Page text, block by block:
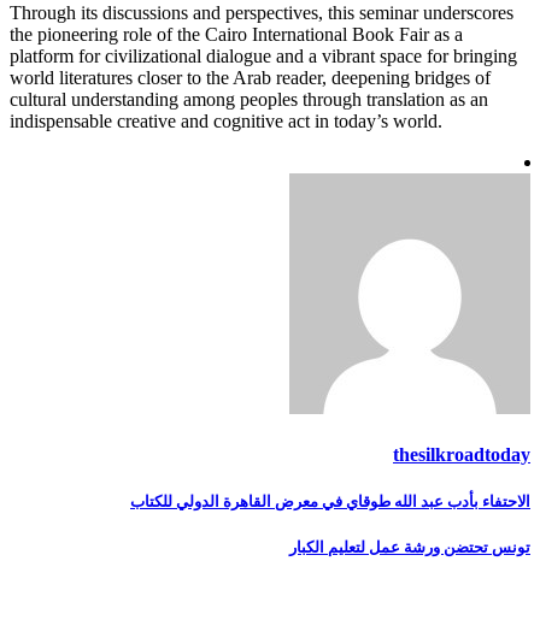
Through its discussions and perspectives, this seminar underscores
the pioneering role of the Cairo International Book Fair as a
platform for civilizational dialogue and a vibrant space for bringing
world literatures closer to the Arab reader, deepening bridges of
cultural understanding among peoples through translation as an
indispensable creative and cognitive act in today’s world.
thesilkroadtoday
تصفّح
المقالات
الاحتفاء بأدب عبد الله طوقاي في معرض القاهرة الدولي للكتاب
تونس تحتضن ورشة عمل لتعليم الكبار